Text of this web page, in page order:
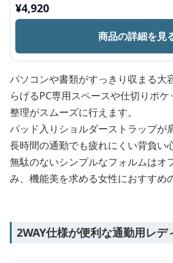
¥4,920
商品の詳細を見
パソコンや書類がすっきり収まる大
らげるPC専用スペースや仕切りポ
整理がスムーズに行えます。
パッド入りショルダーストラップが
長時間の通勤でも疲れにくい背負い
無駄のないシンプルなフォルムはオ
み、機能美を求める女性におすすめ
2WAY仕様が便利な通勤用レデ